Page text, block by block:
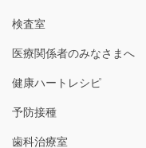
検査室
医療関係者のみなさまへ
健康ハートレシピ
予防接種
歯科治療室